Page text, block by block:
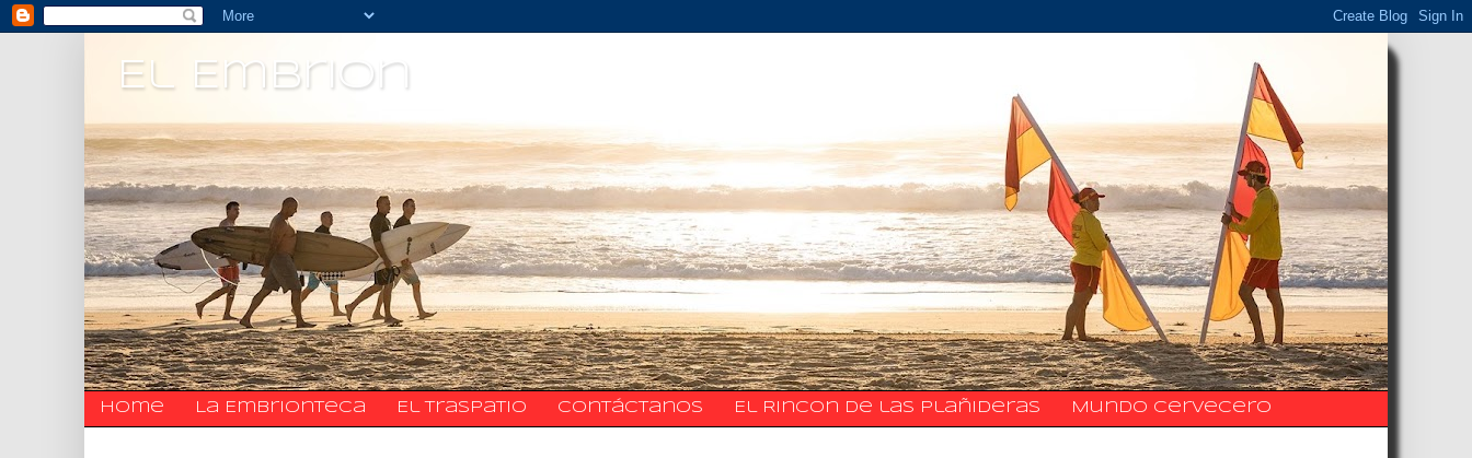
El Embrion
Home La Embrionteca El traspatio ​​​​​​​​​Contáctanos El Rincon de las Plañideras Mundo Cervecero